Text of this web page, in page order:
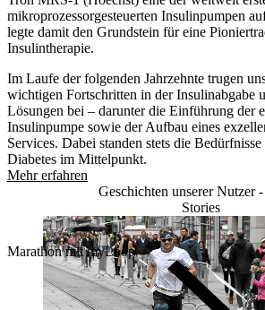
mikroprozessorgesteuerten Insulinpumpen
legte damit den Grundstein für eine
Insulintherapie.
Im Laufe der folgenden Jahrzehnte trugen
wichtigen Fortschritten in der Insulinabgabe
Lösungen bei – darunter die Einführung der
Insulinpumpe sowie der Aufbau eines
Services. Dabei standen stets die
Diabetes im Mittelpunkt.
Mehr erfahren
Geschichten unserer Nutzer
Stories
Marathon mit myLoop